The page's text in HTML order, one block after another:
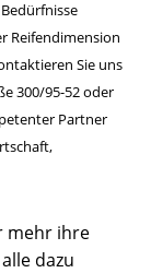
Reifendimension
Sie uns
300/95-52 oder
Partner
mehr ihre
dazu